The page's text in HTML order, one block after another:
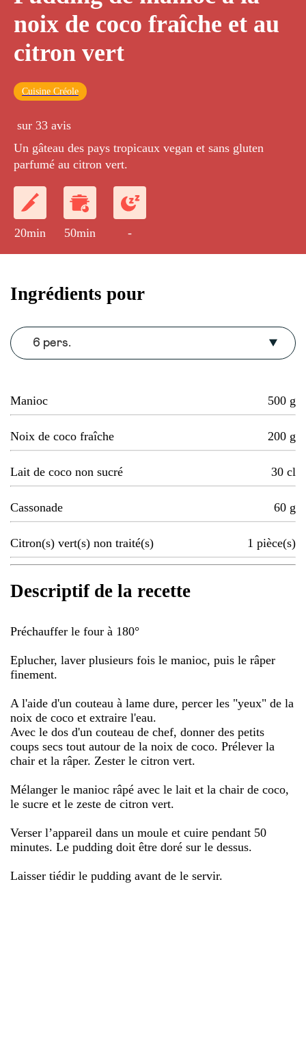
noix de coco fraîche et au
citron vert
Cuisine Créole
sur 33 avis
Un gâteau des pays tropicaux vegan et sans gluten
parfumé au citron vert.
20min 50min -
Ingrédients pour
6 pers.
Manioc 500 g
Noix de coco fraîche 200 g
Lait de coco non sucré 30 cl
Cassonade 60 g
Citron(s) vert(s) non traité(s) 1 pièce(s)
Descriptif de la recette
Préchauffer le four à 180°
Eplucher, laver plusieurs fois le manioc, puis le râper
finement.
A l'aide d'un couteau à lame dure, percer les "yeux" de la
noix de coco et extraire l'eau.
Avec le dos d'un couteau de chef, donner des petits
coups secs tout autour de la noix de coco. Prélever la
chair et la râper. Zester le citron vert.
Mélanger le manioc râpé avec le lait et la chair de coco,
le sucre et le zeste de citron vert.
Verser l’appareil dans un moule et cuire pendant 50
minutes. Le pudding doit être doré sur le dessus.
Laisser tiédir le pudding avant de le servir.